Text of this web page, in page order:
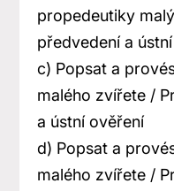
propedeutiky
předvedení a
c) Popsat a
malého zvířete /
a ústní ověření
d) Popsat a
malého zvířete /